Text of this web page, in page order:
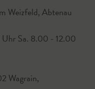
Weizfeld, Abtenau
Sa. 8.00 - 12.00
Wagrain,